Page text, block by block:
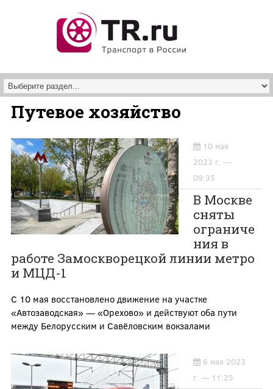
Путевое хозяйство
10 мая
2023 г. —
09:35
В Москве
сняты
ограниче
ния в
работе Замоскворецкой линии метро
и МЦД-1
С 10 мая восстановлено движение на участке
«Автозаводская» — «Орехово» и действуют оба пути
между Белорусским и Савёловским вокзалами
6 мая 2023
г. — 11:25